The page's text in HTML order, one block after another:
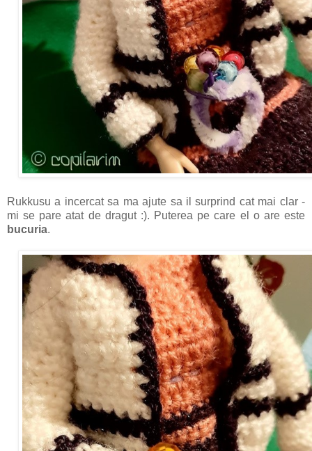
Rukkusu a incercat sa ma ajute sa il surprind cat mai clar -
mi se pare atat de dragut :). Puterea pe care el o are este
bucuria.